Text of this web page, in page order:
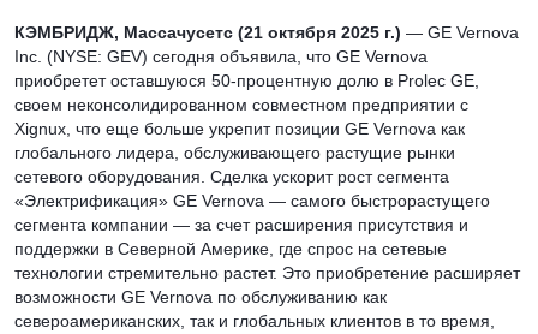
КЭМБРИДЖ, Массачусетс (21 октября 2025 г.) — GE Vernova
Inc. (NYSE: GEV) сегодня объявила, что GE Vernova
приобретет оставшуюся 50-процентную долю в Prolec GE,
своем неконсолидированном совместном предприятии с
Xignux, что еще больше укрепит позиции GE Vernova как
глобального лидера, обслуживающего растущие рынки
сетевого оборудования. Сделка ускорит рост сегмента
«Электрификация» GE Vernova — самого быстрорастущего
сегмента компании — за счет расширения присутствия и
поддержки в Северной Америке, где спрос на сетевые
технологии стремительно растет. Это приобретение расширяет
возможности GE Vernova по обслуживанию как
североамериканских, так и глобальных клиентов в то время,